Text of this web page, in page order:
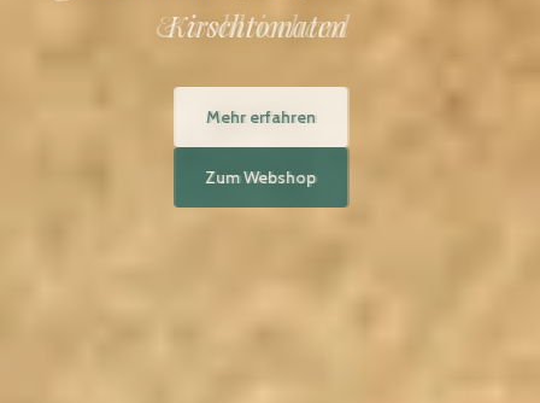
Kirschtomaten
Mehr erfahren
Zum Webshop